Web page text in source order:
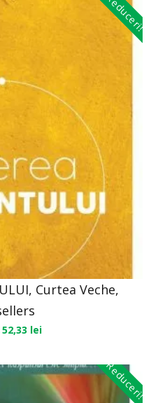
Reduceri!
Curtea Veche,
52,33 lei
Reduceri!